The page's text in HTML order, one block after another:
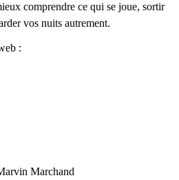
comprendre ce qui se joue, sortir
vos nuits autrement.
:
Marchand